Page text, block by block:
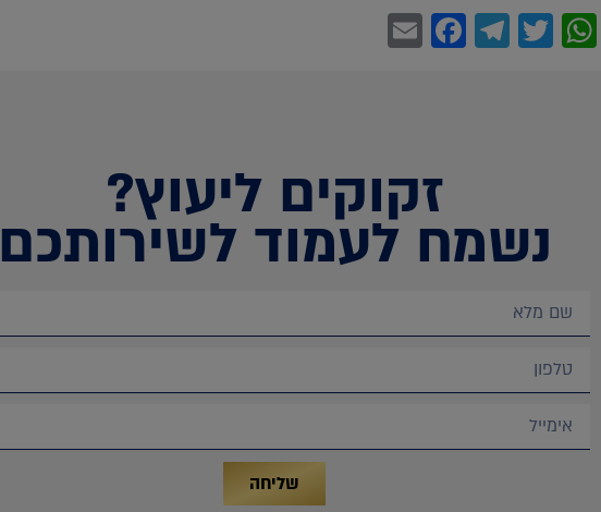
WhatsApp
Twitter
Telegram
Facebook
זקוקים ליעוץ?
נשמח לעמוד לשירותכם
שליחה